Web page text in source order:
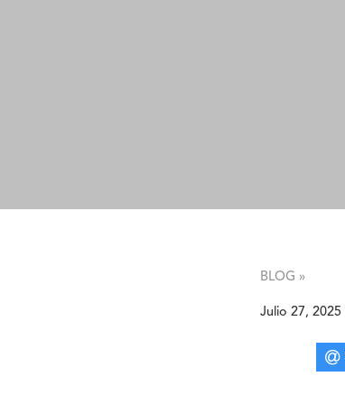
BLOG »
Julio 27, 2025